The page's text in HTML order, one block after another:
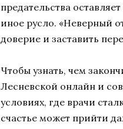
предательства
иное русло. «Неверный
доверие и заставить
Чтобы узнать, чем
Лесневской онлайн и
условиях, где врачи
счастье может прийти